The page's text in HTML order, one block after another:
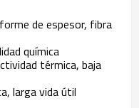
de espesor, fibra
química
térmica, baja
larga vida útil